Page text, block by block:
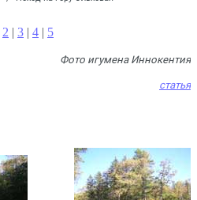
2 | 3 | 4 | 5
Фото игумена Иннокентия
статья